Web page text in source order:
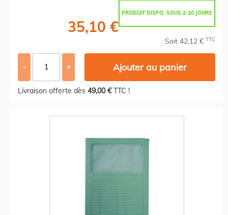
PRODUIT DISPO. SOUS 2-10 JOURS
35,10 €
Soit 42,12 € TTC
- + Ajouter au panier
Livraison offerte dès 49,00 €TTC !